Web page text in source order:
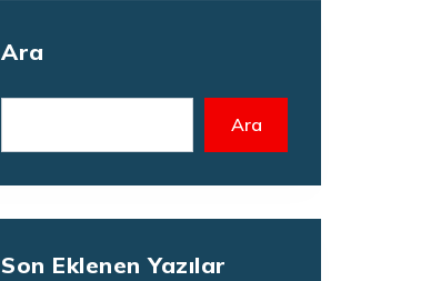
Ara
Ara
Son Eklenen Yazılar